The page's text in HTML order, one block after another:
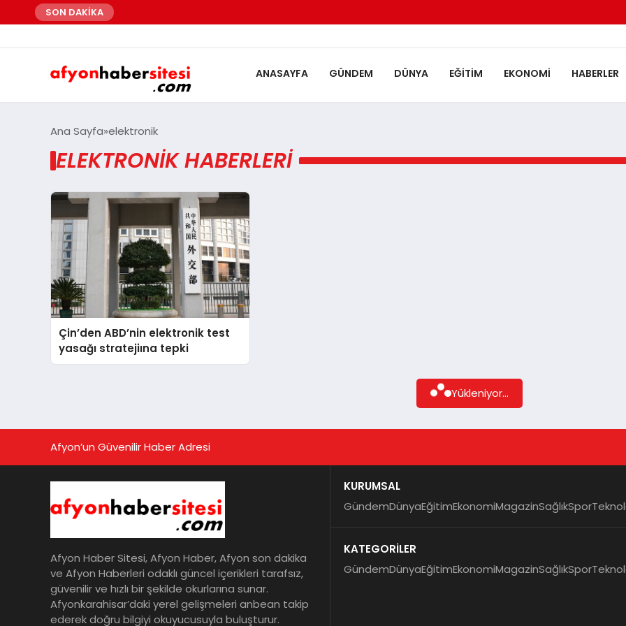
SON DAKİKA
ANASAYFA GÜNDEM DÜNYA EĞITIM EKONOMI HABERLER
Ana Sayfa elektronik
ELEKTRONIK HABERLERI
Çin’den ABD’nin elektronik test
yasağı stratejiına tepki
Yükleniyor...
Afyon’un Güvenilir Haber Adresi
Afyon Haber Sitesi, Afyon Haber, Afyon son dakika
ve Afyon Haberleri odaklı güncel içerikleri tarafsız,
güvenilir ve hızlı bir şekilde okurlarına sunar.
Afyonkarahisar’daki yerel gelişmeleri anbean takip
ederek doğru bilgiyi okuyucusuyla buluşturur.
KURUMSAL
GündemDünyaEğitimEkonomiMagazinSağlıkSpor
KATEGORİLER
GündemDünyaEğitimEkonomiMagazinSağlıkSpor